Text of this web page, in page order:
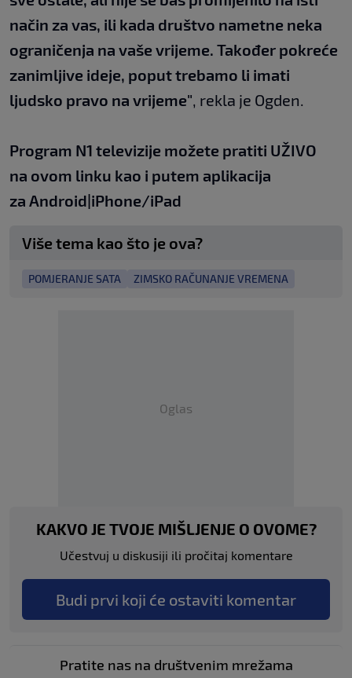
način za vas, ili kada društvo nametne neka
ograničenja na vaše vrijeme. Također pokreće
zanimljive ideje, poput trebamo li imati
ljudsko pravo na vrijeme", rekla je Ogden.
Program N1 televizije možete pratiti UŽIVO
na ovom linku kao i putem aplikacija
za Android|iPhone/iPad
Više tema kao što je ova?
POMJERANJE SATA ZIMSKO RAČUNANJE VREMENA
Oglas
KAKVO JE TVOJE MIŠLJENJE O OVOME?
Učestvuj u diskusiji ili pročitaj komentare
Budi prvi koji će ostaviti komentar
Pratite nas na društvenim mrežama